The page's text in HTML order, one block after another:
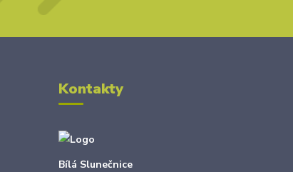
Kontakty
Bílá Slunečnice